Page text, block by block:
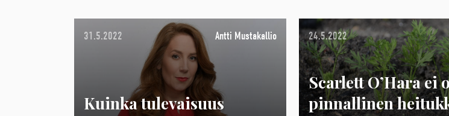
31.5.2022 Antti Mustakallio
Kuinka tulevaisuus
24.5.2022
Scarlett O’Hara ei
pinnallinen